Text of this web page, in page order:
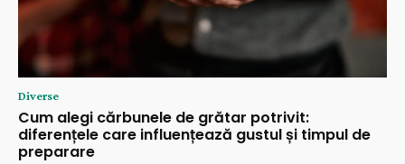
Diverse
Cum alegi cărbunele de grătar potrivit:
diferențele care influențează gustul și timpul de
preparare